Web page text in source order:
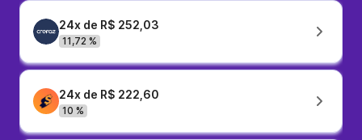
24x de R$ 252,03
11,72 %
24x de R$ 222,60
10 %